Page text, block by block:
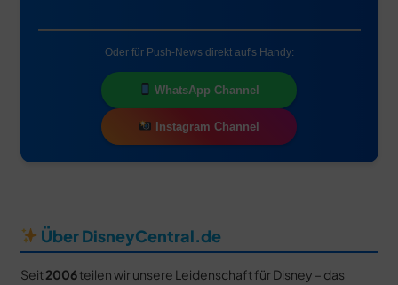
Oder für Push-News direkt auf's Handy:
WhatsApp Channel
Instagram Channel
Über DisneyCentral.de
Seit 2006teilen wir unsere Leidenschaft für Disney – das